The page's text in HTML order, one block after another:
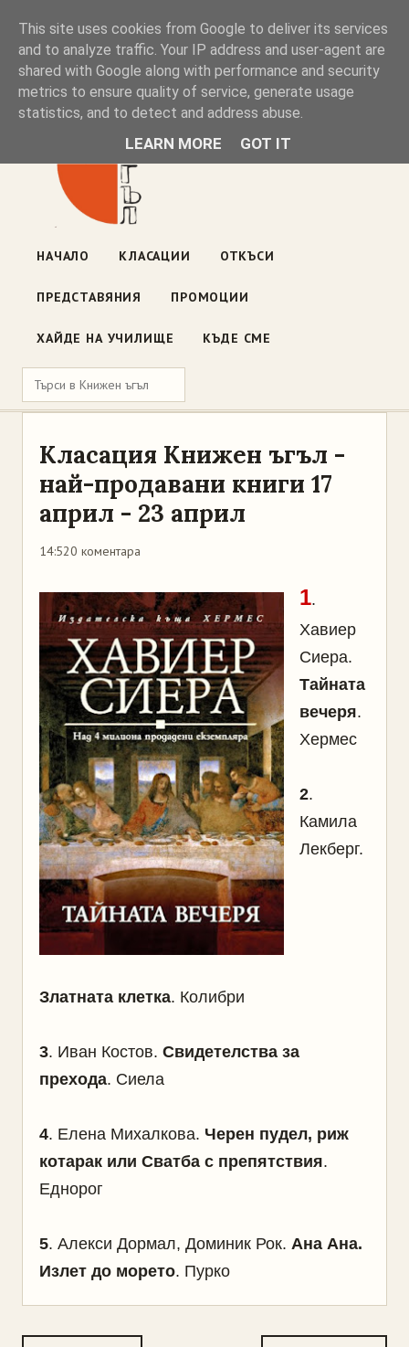
Книжен ъгъл
Блог на книжарницата — класации, откъси, нови книги
ул. „Оборище" 117, София· пон–пет 10:00–19:00 ·
НАЧАЛО КЛАСАЦИИ ОТКЪСИ
ПРЕДСТАВЯНИЯ ПРОМОЦИИ
ХАЙДЕ НА УЧИЛИЩЕ КЪДЕ СМЕ
Класация Книжен ъгъл -
най-продавани книги 17
април - 23 април
14:520 коментара
1.
Хавиер
Сиера.
Тайната
вечеря.
Хермес
2.
Камила
Лекберг.
Златната клетка. Колибри
3. Иван Костов. Свидетелства за
прехода. Сиела
4. Елена Михалкова. Черен пудел, риж
котарак или Сватба с препятствия.
Еднорог
5. Алекси Дормал, Доминик Рок. Ана Ана.
Излет до морето. Пурко
This site uses cookies from Google to deliver its services
and to analyze traffic. Your IP address and user-agent are
shared with Google along with performance and security
metrics to ensure quality of service, generate usage
statistics, and to detect and address abuse.
LEARN MORE GOT IT